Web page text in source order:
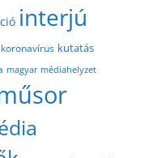
interjú
koronavírus kutatás
magyar médiahelyzet